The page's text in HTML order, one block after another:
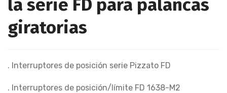
la serie FD para palancas
giratorias
. Interruptores de posición serie Pizzato FD
. Interruptores de posición/límite FD 1638-M2